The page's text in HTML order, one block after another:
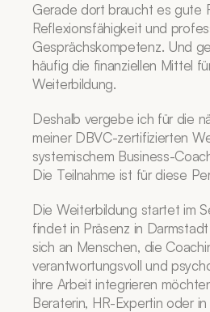
Gerade dort braucht es gute
Reflexionsfähigkeit und
Gesprächskompetenz. Und
häufig die finanziellen Mittel
Weiterbildung.
Deshalb vergebe ich für die
meiner DBVC-zertifizierten
systemischem Business-
Die Teilnahme ist für diese
Die Weiterbildung startet im
findet in Präsenz in
sich an Menschen, die
verantwortungsvoll und
ihre Arbeit integrieren
Beraterin, HR-Expertin oder